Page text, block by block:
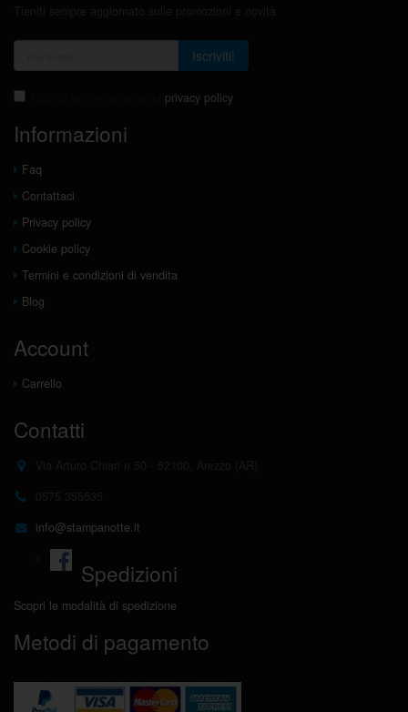
Iscriviti!
privacy policy
Informazioni
Faq
Contattaci
Privacy policy
Cookie policy
Termini e condizioni di vendita
Blog
Account
Carrello
Contatti
info@stampanotte.it
Spedizioni
Scopri le modalità di spedizione
Metodi di pagamento